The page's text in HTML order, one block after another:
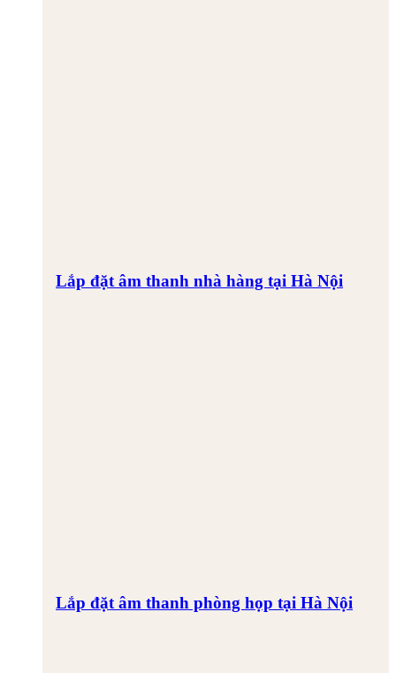
Lắp đặt âm thanh nhà hàng tại Hà Nội
Lắp đặt âm thanh phòng họp tại Hà Nội